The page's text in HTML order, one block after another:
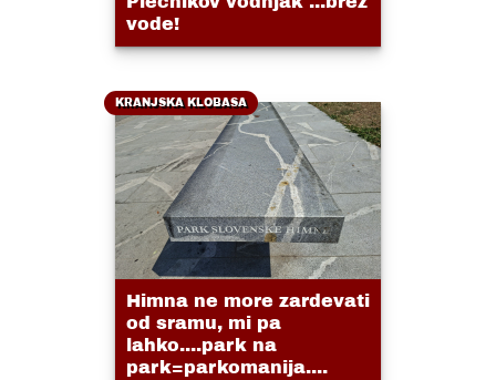
vode!
KRANJSKA KLOBASA
Himna ne more zardevati
od sramu, mi pa
lahko....park na
park=parkomanija....